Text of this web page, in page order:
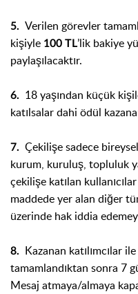
5. Verilen görevler
kişiyle 100 TL’lik bakiye
paylaşılacaktır.
6.
18 yaşından küçük
katılsalar dahi ödül
7. Çekilişe sadece
kurum, kuruluş, topluluk
çekilişe katılan
maddede yer alan diğer
üzerinde hak iddia
8.
Kazanan katılımcılar
tamamlandıktan sonra 7
Mesaj atmaya/almaya